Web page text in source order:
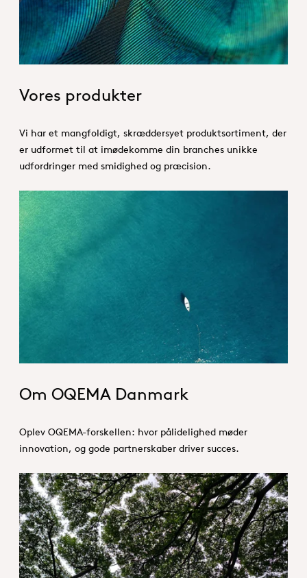
Vores produkter
Vi har et mangfoldigt, skræddersyet produktsortiment, der
er udformet til at imødekomme din branches unikke
udfordringer med smidighed og præcision.
Om OQEMA Danmark
Oplev OQEMA-forskellen: hvor pålidelighed møder
innovation, og gode partnerskaber driver succes.
Hero Responsibility